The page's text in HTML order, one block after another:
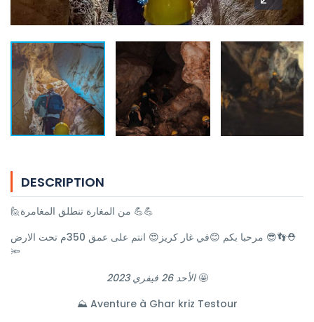
DESCRIPTION
🙋من المغارة تنطلق المغامرة 💪💪
مرحبا بكم 😊في غار كريز😍 انتم على عمق 350م تحت الارض 😎👣⛑
🔦
الأحد 26 فيفري 2023🤩
⛰ Aventure à Ghar kriz Testour